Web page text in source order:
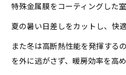
特殊金属膜をコーティングした
夏の暑い日差しをカットし、快
また冬は高断熱性能を発揮する
を外に逃がさず、暖房効率を高め